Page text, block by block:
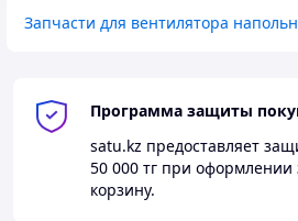
Запчасти для вентилятора
Программа защиты
satu.kz предоставляет
50 000 тг при оформлении
корзину.